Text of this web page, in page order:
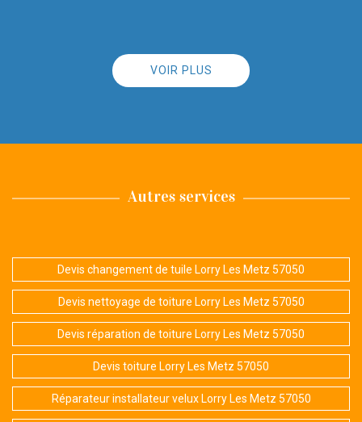
VOIR PLUS
Autres services
Devis changement de tuile Lorry Les Metz 57050
Devis nettoyage de toiture Lorry Les Metz 57050
Devis réparation de toiture Lorry Les Metz 57050
Devis toiture Lorry Les Metz 57050
Réparateur installateur velux Lorry Les Metz 57050